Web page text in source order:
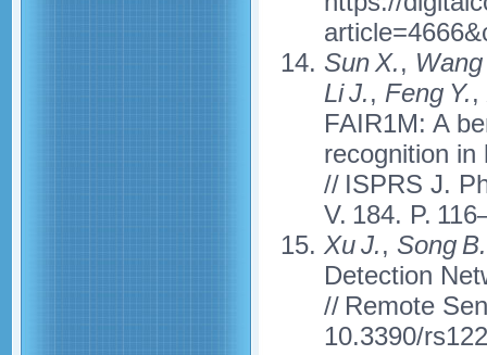
Sun X., Wang
Li J., Feng Y.,
FAIR1M: A
recognition in
// ISPRS J.
V. 184. P.
Xu J., Song B.
Detection
// Remote
10.3390/